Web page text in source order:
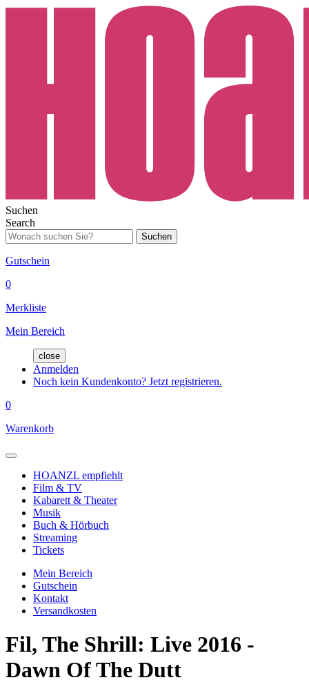
Suchen
Search
Suchen
Gutschein
0
Merkliste
Mein Bereich
close
Anmelden
Noch kein Kundenkonto? Jetzt registrieren.
0
Warenkorb
HOANZL empfiehlt
Film & TV
Kabarett & Theater
Musik
Buch & Hörbuch
Streaming
Tickets
Mein Bereich
Gutschein
Kontakt
Versandkosten
Fil, The Shrill: Live 2016 -
Dawn Of The Dutt